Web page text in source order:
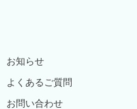
お知らせ
よくあるご質問
お問い合わせ